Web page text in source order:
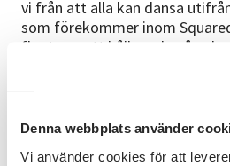
Denna webbplats använder
Vi använder cookies för att
vi från att alla kan dansa
som förekommer inom
fler turer att hålla reda på och
Bekväma skor och en